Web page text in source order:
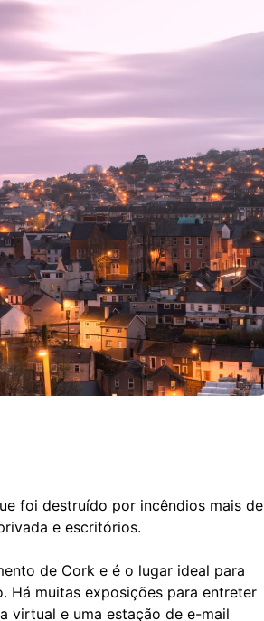
foi destruído por incêndios mais de
e escritórios.
de Cork e é o lugar ideal para
Há muitas exposições para entreter
virtual e uma estação de e-mail